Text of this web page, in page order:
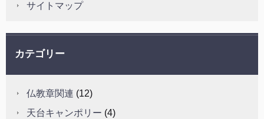
サイトマップ
カテゴリー
仏教章関連 (12)
天台キャンポリー (4)